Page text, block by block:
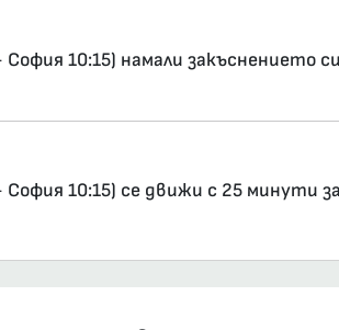
10:15) намали закъснението
10:15) се движи с 25 минути